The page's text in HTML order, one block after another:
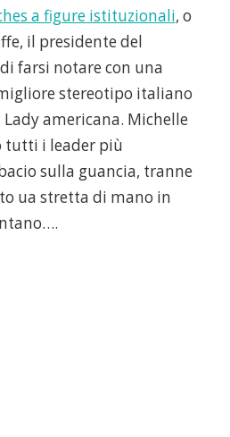
a figure istituzionali, o
il presidente del
farsi notare con una
stereotipo italiano
americana. Michelle
tutti i leader più
sulla guancia, tranne
ua stretta di mano in